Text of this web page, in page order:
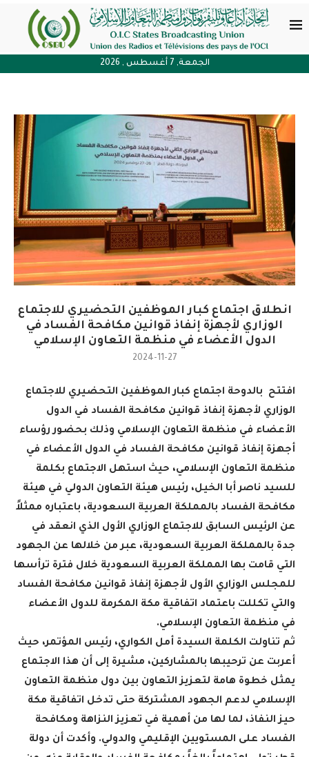
الجمعة, 7 أغسطس , 2026
انطلاق اجتماع كبار الموظفين التحضيري للاجتماع
الوزاري لأجهزة إنفاذ قوانين مكافحة الفساد في
الدول الأعضاء في منظمة التعاون الإسلامي
2024-11-27
افتتح بالدوحة اجتماع كبار الموظفين التحضيري للاجتماع
الوزاري لأجهزة إنفاذ قوانين مكافحة الفساد في الدول
الأعضاء في منظمة التعاون الإسلامي وذلك بحضور رؤساء
أجهزة إنفاذ قوانين مكافحة الفساد في الدول الأعضاء في
منظمة التعاون الإسلامي، حيث استهل الاجتماع بكلمة
للسيد ناصر أبا الخيل، رئيس هيئة التعاون الدولي في هيئة
مكافحة الفساد بالمملكة العربية السعودية، باعتباره ممثلاً
عن الرئيس السابق للاجتماع الوزاري الأول الذي انعقد في
جدة بالمملكة العربية السعودية، عبر من خلالها عن الجهود
التي قامت بها المملكة العربية السعودية خلال فترة ترأسها
للمجلس الوزاري الأول لأجهزة إنفاذ قوانين مكافحة الفساد
والتي تكللت باعتماد اتفاقية مكة المكرمة للدول الأعضاء
في منظمة التعاون الإسلامي.
ثم تناولت الكلمة السيدة أمل الكواري، رئيس المؤتمر، حيث
أعربت عن ترحيبها بالمشاركين، مشيرة إلى أن هذا الاجتماع
يمثل خطوة هامة لتعزيز التعاون بين دول منظمة التعاون
الإسلامي لدعم الجهود المشتركة حتى تدخل اتفاقية مكة
حيز النفاذ، لما لها من أهمية في تعزيز النزاهة ومكافحة
الفساد على المستويين الإقليمي والدولي. وأكدت أن دولة